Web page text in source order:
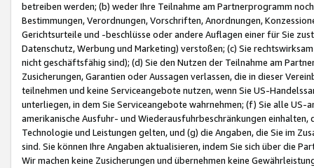
betreiben werden; (b) weder Ihre Teilnahme am Partnerprogramm
Bestimmungen, Verordnungen, Vorschriften, Anordnungen,
Gerichtsurteile und -beschlüsse oder andere Auflagen einer für Sie
Datenschutz, Werbung und Marketing) verstoßen; (c) Sie
nicht geschäftsfähig sind); (d) Sie den Nutzen der Teilnahme am
Zusicherungen, Garantien oder Aussagen verlassen, die in dieser
teilnehmen und keine Serviceangebote nutzen, wenn Sie US-
unterliegen, in dem Sie Serviceangebote wahrnehmen; (f) Sie alle
amerikanische Ausfuhr- und Wiederausfuhrbeschränkungen
Technologie und Leistungen gelten, und (g) die Angaben, die Sie im
sind. Sie können Ihre Angaben aktualisieren, indem Sie sich über die
Wir machen keine Zusicherungen und übernehmen keine